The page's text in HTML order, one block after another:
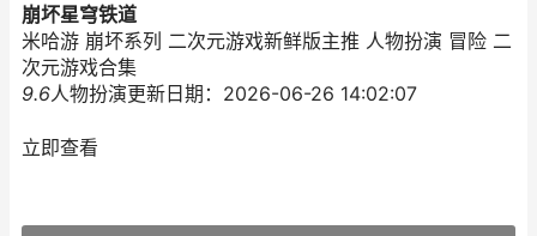
崩坏星穹铁道
米哈游 崩坏系列 二次元游戏新鲜版主推 人物扮演 冒险 二
次元游戏合集
9.6人物扮演更新日期：2026-06-26 14:02:07
立即查看